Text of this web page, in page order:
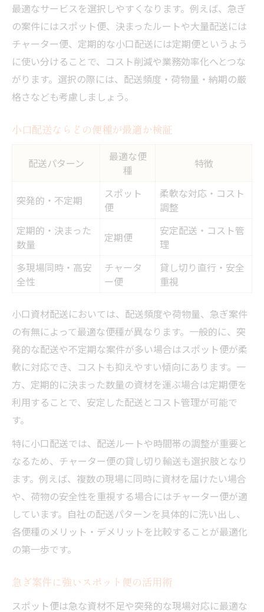
多頻度小口配送なら在庫管理を最適化できる理
由
多頻度小口配送のメリット・デメリット一
覧
頻繁な小口配送が在庫回転率に与える効果
に有効
過剰在庫リスクを減らす配送戦略とは
小口配送で資材ロスを防ぐコツ
期便の活用法
スポット便が向いている配送シーンとは
チャーター便活用で一括搬入を効率化
定期便が最適な業務パターンの特徴
最適なサービスを選択しやすくなります。例えば、急ぎ
の案件にはスポット便、決まったルートや大量配送には
チャーター便、定期的な小口配送には定期便というよう
に使い分けることで、コスト削減や業務効率化へとつな
がります。選択の際には、配送頻度・荷物量・納期の厳
格さなども考慮しましょう。
小口配送ならどの便種が最適か検証
配送パターン
最適な便
種
特徴
突発的・不定期
スポット
便
柔軟な対応・コスト
調整
定期的・決まった
数量
定期便
安定配送・コスト管
理
多現場同時・高安
全性
チャータ
ー便
貸し切り直行・安全
重視
小口資材配送においては、配送頻度や荷物量、急ぎ案件
の有無によって最適な便種が異なります。一般的に、突
発的な配送や不定期な案件が多い場合はスポット便が柔
軟に対応でき、コストも抑えやすい傾向にあります。一
方、定期的に決まった数量の資材を運ぶ場合は定期便を
利用することで、安定した配送とコスト管理が可能で
す。
特に小口配送では、配送ルートや時間帯の調整が重要と
なるため、チャーター便の貸し切り輸送も選択肢となり
ます。例えば、複数の現場に同時に資材を届けたい場合
や、荷物の安全性を重視する場合にはチャーター便が適
しています。自社の配送パターンを具体的に洗い出し、
各便種のメリット・デメリットを比較することが最適化
の第一歩です。
急ぎ案件に強いスポット便の活用術
スポット便は急な資材不足や突発的な現場対応に最適な